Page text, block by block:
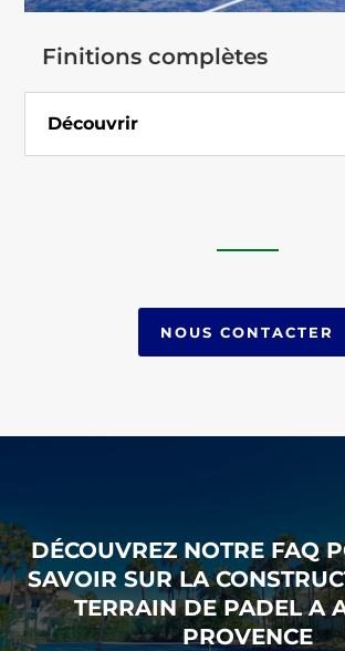
Finitions complètes
Découvrir
NOUS CONTACTER
DÉCOUVREZ NOTRE FAQ
SAVOIR SUR LA
TERRAIN DE PADEL A
PROVENCE